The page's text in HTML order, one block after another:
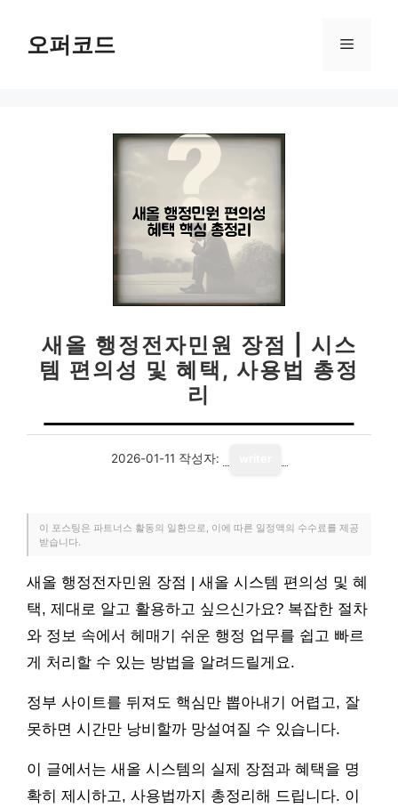
오퍼코드 메
새올 행정전자민원 장점 | 시스
템 편의성 및 혜택, 사용법 총정
리
2026-01-11 작성자:
이 포스팅은 파트너스 활동의 일환으로, 이에 따른 일정액의 수수료를 제공
받습니다.
새올 행정전자민원 장점 | 새올 시스템 편의성 및 혜
택, 제대로 알고 활용하고 싶으신가요? 복잡한 절차
와 정보 속에서 헤매기 쉬운 행정 업무를 쉽고 빠르
게 처리할 수 있는 방법을 알려드릴게요.
정부 사이트를 뒤져도 핵심만 뽑아내기 어렵고, 잘
못하면 시간만 낭비할까 망설여질 수 있습니다.
이 글에서는 새올 시스템의 실제 장점과 혜택을 명
확히 제시하고, 사용법까지 총정리해 드립니다. 이